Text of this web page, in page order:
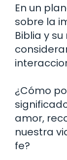
En un
sobre la
Biblia y
¿Cómo
amor,
nuestra
fe?